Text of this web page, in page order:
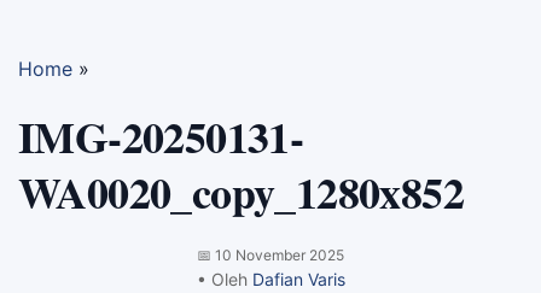
Home »
IMG-20250131-
WA0020_copy_1280x852
📅 10 November 2025
• Oleh Dafian Varis